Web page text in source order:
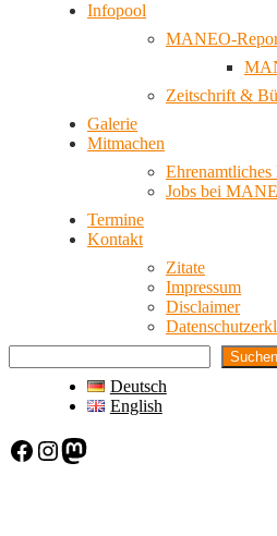
Infopool
MANEO-
Zeitschrift &
Galerie
Mitmachen
Ehrenamtliches
Jobs bei
Termine
Kontakt
Zitate
Impressum
Disclaimer
Suchen
Deutsch
English
Facebook Instagram Mastodon